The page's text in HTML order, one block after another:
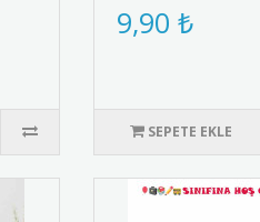
eşitliği simgeleyen şık a..
9,90 ₺
SEPETE EKLE